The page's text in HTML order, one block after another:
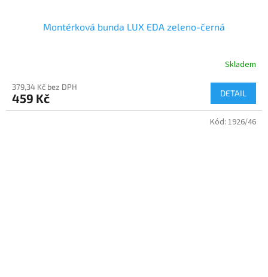
Montérková bunda LUX EDA zeleno-černá
Skladem
379,34 Kč bez DPH
459 Kč DETAIL
Kód: 1926/46